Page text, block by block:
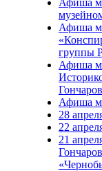
Афиша
Афиша
группы
Афиша
Афиша
28
22
21